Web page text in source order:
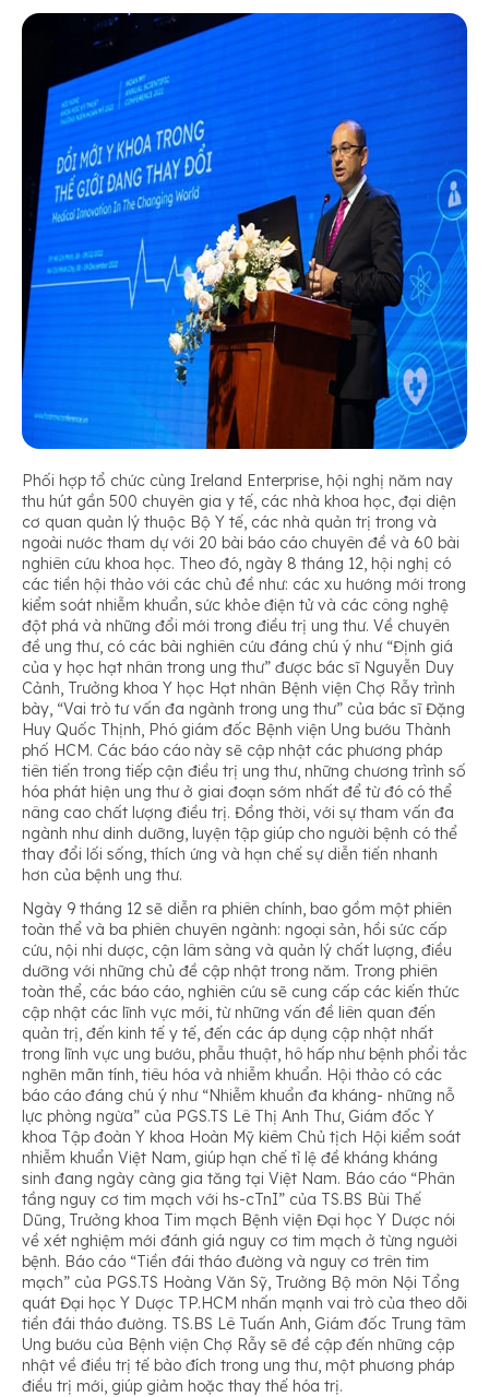
Phối hợp tổ chức cùng Ireland Enterprise, hội nghị năm nay
thu hút gần 500 chuyên gia y tế, các nhà khoa học, đại diện
cơ quan quản lý thuộc Bộ Y tế, các nhà quản trị trong và
ngoài nước tham dự với 20 bài báo cáo chuyên đề và 60 bài
nghiên cứu khoa học. Theo đó, ngày 8 tháng 12, hội nghị có
các tiền hội thảo với các chủ đề như: các xu hướng mới trong
kiểm soát nhiễm khuẩn, sức khỏe điện tử và các công nghệ
đột phá và những đổi mới trong điều trị ung thư. Về chuyên
đề ung thư, có các bài nghiên cứu đáng chú ý như “Định giá
của y học hạt nhân trong ung thư” được bác sĩ Nguyễn Duy
Cảnh, Trưởng khoa Y học Hạt nhân Bệnh viện Chợ Rẫy trình
bày, “Vai trò tư vấn đa ngành trong ung thư” của bác sĩ Đặng
Huy Quốc Thịnh, Phó giám đốc Bệnh viện Ung bướu Thành
phố HCM. Các báo cáo này sẽ cập nhật các phương pháp
tiên tiến trong tiếp cận điều trị ung thư, những chương trình số
hóa phát hiện ung thư ở giai đoạn sớm nhất để từ đó có thể
nâng cao chất lượng điều trị. Đồng thời, với sự tham vấn đa
ngành như dinh dưỡng, luyện tập giúp cho người bệnh có thể
thay đổi lối sống, thích ứng và hạn chế sự diễn tiến nhanh
hơn của bệnh ung thư.
Ngày 9 tháng 12 sẽ diễn ra phiên chính, bao gồm một phiên
toàn thể và ba phiên chuyên ngành: ngoại sản, hồi sức cấp
cứu, nội nhi dược, cận lâm sàng và quản lý chất lượng, điều
dưỡng với những chủ đề cập nhật trong năm. Trong phiên
toàn thể, các báo cáo, nghiên cứu sẽ cung cấp các kiến thức
cập nhật các lĩnh vực mới, từ những vấn đề liên quan đến
quản trị, đến kinh tế y tế, đến các áp dụng cập nhật nhất
trong lĩnh vực ung bướu, phẫu thuật, hô hấp như bệnh phổi tắc
nghẽn mãn tính, tiêu hóa và nhiễm khuẩn. Hội thảo có các
báo cáo đáng chú ý như “Nhiễm khuẩn đa kháng- những nỗ
lực phòng ngừa” của PGS.TS Lê Thị Anh Thư, Giám đốc Y
khoa Tập đoàn Y khoa Hoàn Mỹ kiêm Chủ tịch Hội kiểm soát
nhiễm khuẩn Việt Nam, giúp hạn chế tỉ lệ đề kháng kháng
sinh đang ngày càng gia tăng tại Việt Nam. Báo cáo “Phân
tầng nguy cơ tim mạch với hs-cTnI” của TS.BS Bùi Thế
Dũng, Trưởng khoa Tim mạch Bệnh viện Đại học Y Dược nói
về xét nghiệm mới đánh giá nguy cơ tim mạch ở từng người
bệnh. Báo cáo “Tiền đái tháo đường và nguy cơ trên tim
mạch” của PGS.TS Hoàng Văn Sỹ, Trưởng Bộ môn Nội Tổng
quát Đại học Y Dược TP.HCM nhấn mạnh vai trò của theo dõi
tiền đái tháo đường. TS.BS Lê Tuấn Anh, Giám đốc Trung tâm
Ung bướu của Bệnh viện Chợ Rẫy sẽ đề cập đến những cập
nhật về điều trị tế bào đích trong ung thư, một phương pháp
điều trị mới, giúp giảm hoặc thay thế hóa trị.